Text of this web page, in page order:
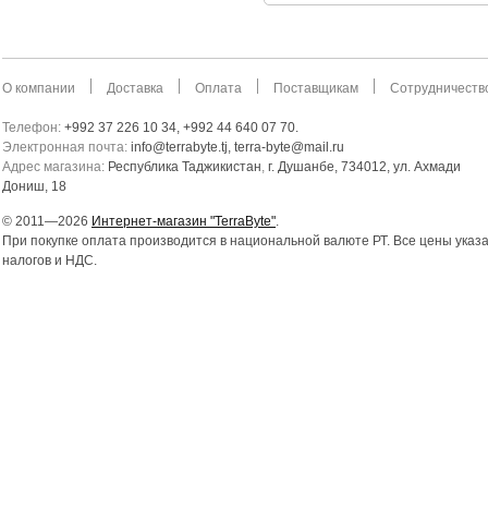
О компании Доставка Оплата Поставщикам
Телефон: +992 37 226 10 34, +992 44 640 07 70.
Электронная почта: info@terrabyte.tj, terra-byte@mail.ru
Адрес магазина: Республика Таджикистан, г. Душанбе, 734012, ул. Ахмади
Дониш, 18
© 2011—2026 Интернет-магазин "TerraByte".
При покупке оплата производится в национальной валюте РТ. Все цены
налогов и НДС.